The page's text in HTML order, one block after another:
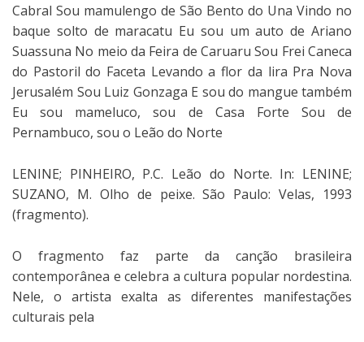
Cabral Sou mamulengo de São Bento do Una Vindo no
baque solto de maracatu Eu sou um auto de Ariano
Suassuna No meio da Feira de Caruaru Sou Frei Caneca
do Pastoril do Faceta Levando a flor da lira Pra Nova
Jerusalém Sou Luiz Gonzaga E sou do mangue também
Eu sou mameluco, sou de Casa Forte Sou de
Pernambuco, sou o Leão do Norte
LENINE; PINHEIRO, P.C. Leão do Norte. In: LENINE;
SUZANO, M. Olho de peixe. São Paulo: Velas, 1993
(fragmento).
O fragmento faz parte da canção brasileira
contemporânea e celebra a cultura popular nordestina.
Nele, o artista exalta as diferentes manifestações
culturais pela